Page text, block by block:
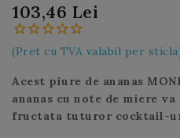
103,46 Lei
(Pret cu TVA valabil per
Acest piure de ananas
ananas cu note de miere
fructata tuturor cocktail-